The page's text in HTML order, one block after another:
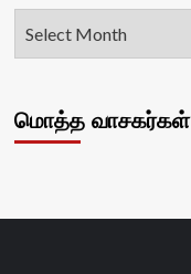
மொத்த வாசகர்கள்